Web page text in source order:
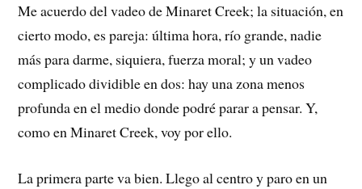
Me acuerdo del vadeo de Minaret Creek; la situación, en
cierto modo, es pareja: última hora, río grande, nadie
más para darme, siquiera, fuerza moral; y un vadeo
complicado dividible en dos: hay una zona menos
profunda en el medio donde podré parar a pensar. Y,
como en Minaret Creek, voy por ello.
La primera parte va bien. Llego al centro y paro en un